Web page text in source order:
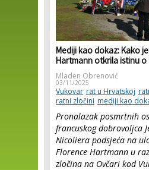
Mediji kao dokaz: Kako
Hartmann otkrila istinu o
Mladen Obrenović
03/11/2025
Vukovar rat u Hrvatskoj
ratni zločini mediji kao
Pronalazak posmrtnih
francuskog dobrovoljca
Nicoliera podsjeća na
Florence Hartmann u
zločina na Ovčari kod